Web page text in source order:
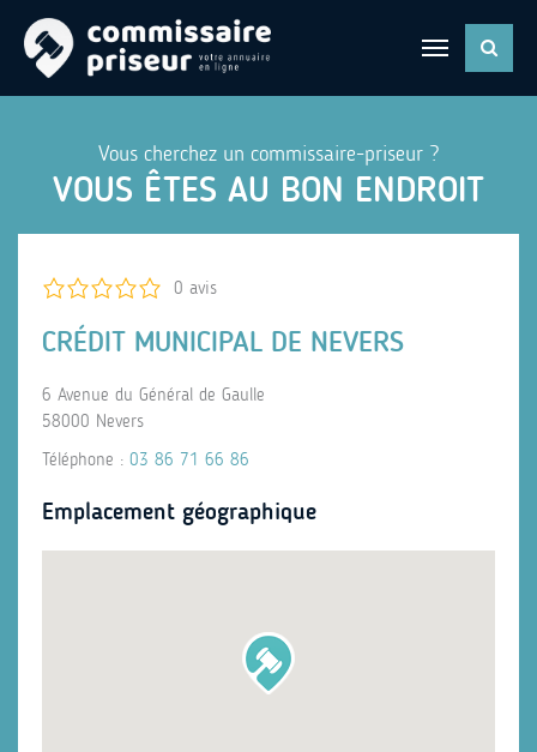
Vous cherchez un commissaire-priseur ?
VOUS ÊTES AU BON ENDROIT
0 avis
CRÉDIT MUNICIPAL DE NEVERS
6 Avenue du Général de Gaulle
58000 Nevers
Téléphone : 03 86 71 66 86
Emplacement géographique